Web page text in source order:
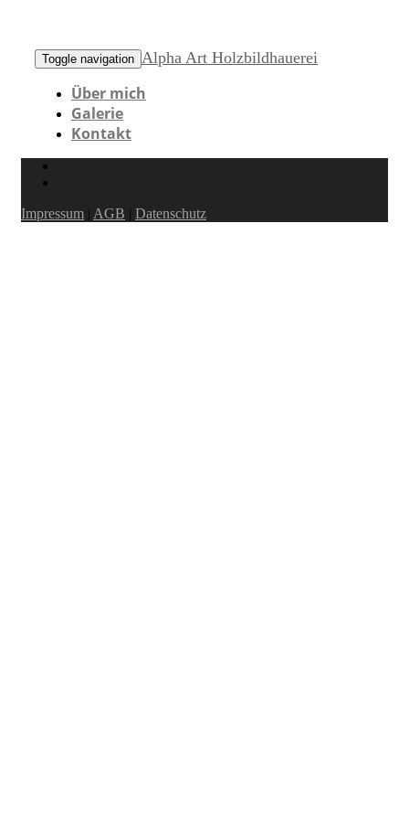
Toggle navigation Alpha Art Holzbildhauerei
Über mich
Galerie
Kontakt
Impressum | AGB | Datenschutz